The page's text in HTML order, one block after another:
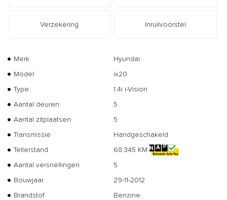
Verzekering Inruilvoorstel
Merk
Hyundai
Model
ix20
Type
1.4i i-Vision
Aantal deuren
5
Aantal zitplaatsen
5
Transmissie
Handgeschakeld
Tellerstand
68.345 KM
Aantal versnellingen
5
Bouwjaar
29-11-2012
Brandstof
Benzine